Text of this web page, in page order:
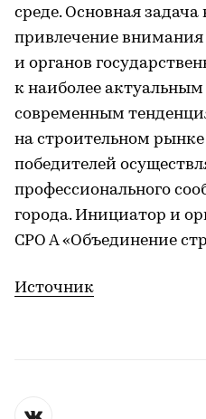
среде. Основная
привлечение внимания
и органов
к наиболее
современным
на строительном
победителей
профессионального
города. Инициатор и
СРО А «Объединение
Источник